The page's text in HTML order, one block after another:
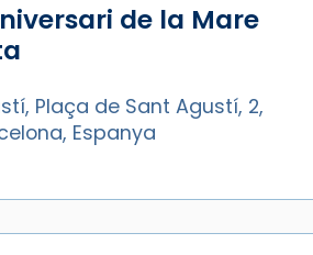
de la Mare
Plaça de Sant Agustí, 2,
Espanya